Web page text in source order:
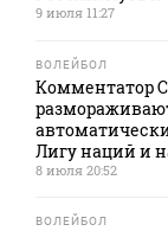
9 июля 11:27
ВОЛЕЙБОЛ
Комментатор
Лигу наций и
8 июля 20:52
ВОЛЕЙБОЛ